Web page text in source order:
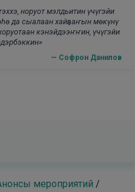
норуот мэлдьитин үчүгэйи
да сыалаан хайҕааҥын мөкүнү
кэнэйдээҥҥин, үчүгэйи
— Софрон Данилов
мероприятий /